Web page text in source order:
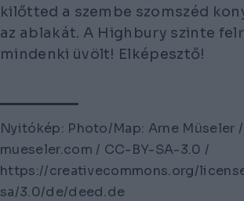
kilőtted a szembe szomszéd
az ablakát. A Highbury szinte
mindenki üvölt! Elképesztő!
Nyitókép: Photo/Map: Arne Müseler
mueseler.com / CC-BY-SA-3.0 /
https://creativecommons.org/
sa/3.0/de/deed.de